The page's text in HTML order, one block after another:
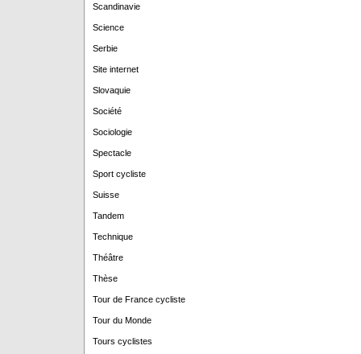
Scandinavie
Science
Serbie
Site internet
Slovaquie
Société
Sociologie
Spectacle
Sport cycliste
Suisse
Tandem
Technique
Théâtre
Thèse
Tour de France cycliste
Tour du Monde
Tours cyclistes